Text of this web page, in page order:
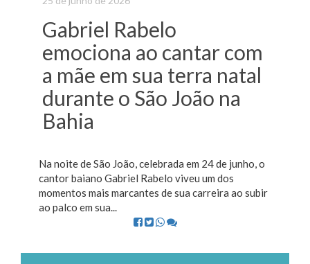
Gabriel Rabelo
emociona ao cantar com
a mãe em sua terra natal
durante o São João na
Bahia
Na noite de São João, celebrada em 24 de junho, o
cantor baiano Gabriel Rabelo viveu um dos
momentos mais marcantes de sua carreira ao subir
ao palco em sua...